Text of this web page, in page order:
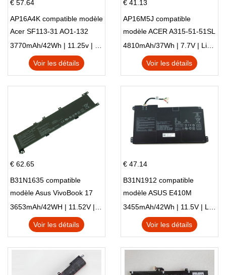
€ 57.64
AP16A4K compatible modèle
Acer SF113-31 AO1-132
NE132
3770mAh/42Wh | 11.25v | Li-ion ...
Voir les détails
€ 41.13
AP16M5J compatible
modèle ACER A315-51-51SL
N17Q1 SERIES
4810mAh/37Wh | 7.7V | Li-ion ...
Voir les détails
€ 62.65
B31N1635 compatible
modèle Asus VivoBook 17
X705NC X705UA X705UV
X705UN X705UD
3653mAh/42WH | 11.52V | Li-ion ...
Voir les détails
€ 47.14
B31N1912 compatible
modèle ASUS E410M
E410MA L410MA
3455mAh/42Wh | 11.5V | Li-ion ...
Voir les détails